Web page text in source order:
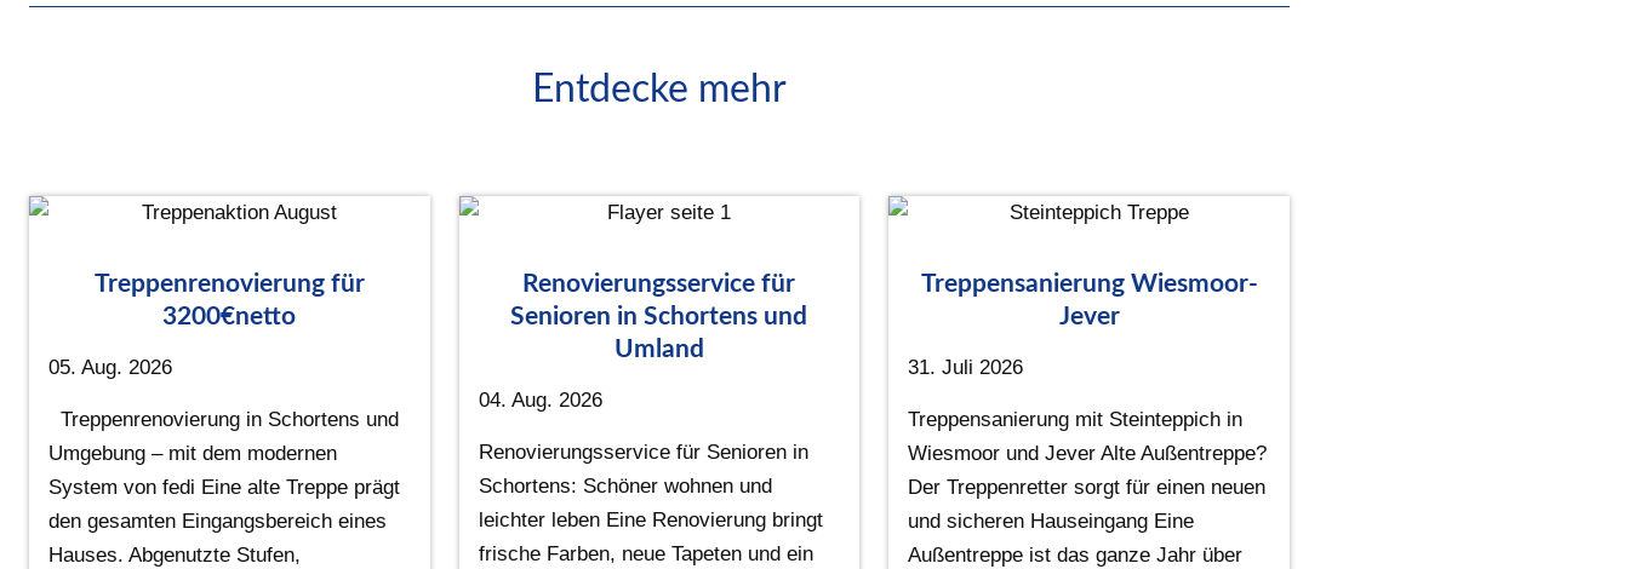
Entdecke mehr
Treppenrenovierung für
3200€netto
05. Aug. 2026
Treppenrenovierung in Schortens und
Umgebung – mit dem modernen
System von fedi Eine alte Treppe prägt
den gesamten Eingangsbereich eines
Hauses. Abgenutzte Stufen,
Renovierungsservice für
Senioren in Schortens und
Umland
04. Aug. 2026
Renovierungsservice für Senioren in
Schortens: Schöner wohnen und
leichter leben Eine Renovierung bringt
frische Farben, neue Tapeten und ein
Treppensanierung Wiesmoor-
Jever
31. Juli 2026
Treppensanierung mit Steinteppich in
Wiesmoor und Jever Alte Außentreppe?
Der Treppenretter sorgt für einen neuen
und sicheren Hauseingang Eine
Außentreppe ist das ganze Jahr über